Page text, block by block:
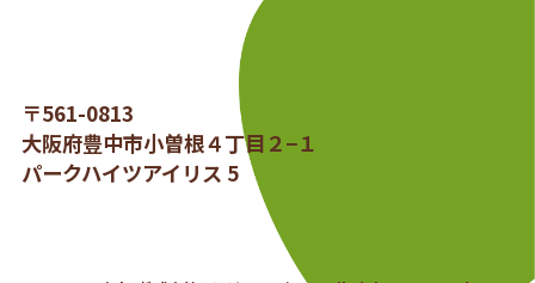
〒561-0813
大阪府豊中市小曽根４丁目２−１
パークハイツアイリス 5